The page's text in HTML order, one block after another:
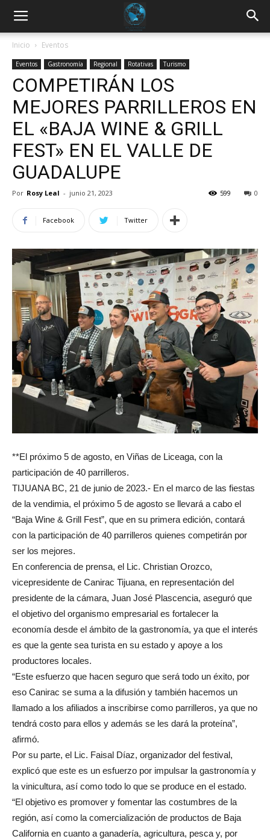
Inicio Eventos
Eventos Gastronomía Regional Rotativas Turismo
COMPETIRÁN LOS
MEJORES PARRILLEROS EN
EL «BAJA WINE & GRILL
FEST» EN EL VALLE DE
GUADALUPE
Por Rosy Leal - junio 21, 2023 0
599
Facebook Twitter
**El próximo 5 de agosto, en Viñas de Liceaga, con la
participación de 40 parrilleros.
TIJUANA BC, 21 de junio de 2023.- En el marco de las fiestas
de la vendimia, el próximo 5 de agosto se llevará a cabo el
“Baja Wine & Grill Fest”, que en su primera edición, contará
con la participación de 40 parrilleros quienes competirán por
ser los mejores.
En conferencia de prensa, el Lic. Christian Orozco,
vicepresidente de Canirac Tijuana, en representación del
presidente de la cámara, Juan José Plascencia, aseguró que
el objetivo del organismo empresarial es fortalecer la
economía desde el ámbito de la gastronomía, ya que el interés
es que la gente sea turista en su estado y apoye a los
productores locales.
“Este esfuerzo que hacen seguro que será todo un éxito, por
eso Canirac se suma a la difusión y también hacemos un
llamado a los afiliados a inscribirse como parrilleros, ya que no
tendrá costo para ellos y además se les dará la proteína”,
afirmó.
Por su parte, el Lic. Faisal Díaz, organizador del festival,
explicó que este es un esfuerzo por impulsar la gastronomía y
la vinicultura, así como todo lo que se produce en el estado.
“El objetivo es promover y fomentar las costumbres de la
región, así como la comercialización de productos de Baja
California en cuanto a ganadería, agricultura, pesca y, por